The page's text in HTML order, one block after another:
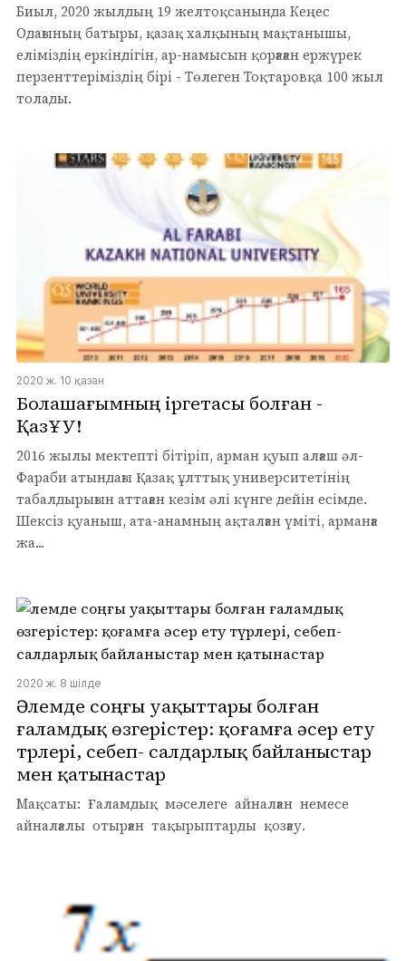
Биыл, 2020 жылдың 19 желтоқсанында Кеңес
Одағының батыры, қазақ халқының мақтанышы,
еліміздің еркіндігін, ар-намысын қорғаған ержүрек
перзенттеріміздің бірі - Төлеген Тоқтаровқа 100 жыл
толады.
2020 ж. 10 қазан
Болашағымның іргетасы болған -
ҚазҰУ!
2016 жылы мектепті бітіріп, арман қуып алғаш әл-
Фараби атындағы Қазақ ұлттық университетінің
табалдырығын аттаған кезім әлі күнге дейін есімде.
Шексіз қуаныш, ата-анамның ақталған үміті, арманға
жа...
2020 ж. 8 шілде
Әлемде соңғы уақыттары болған
ғаламдық өзгерістер: қоғамға әсер ету
түрлері, себеп- салдарлық байланыстар
мен қатынастар
Мақсаты: Ғаламдық мәселеге айналған немесе
айналғалы отырған тақырыптарды қозғау.